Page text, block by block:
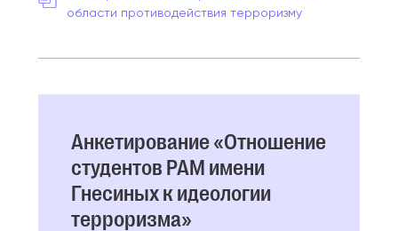
области противодействия терроризму
Анкетирование «Отношение
студентов РАМ имени
Гнесиных к идеологии
терроризма»